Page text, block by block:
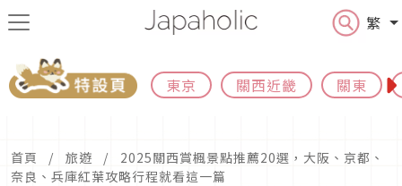
繁
東京 關西近畿 關東
首頁 旅遊
2025關西賞楓景點推薦20選，大阪、京都、
奈良、兵庫紅葉攻略行程就看這一篇